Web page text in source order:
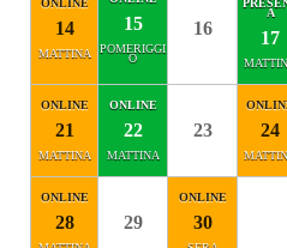
14 15 16 17
21 22 23 24
28 29 30